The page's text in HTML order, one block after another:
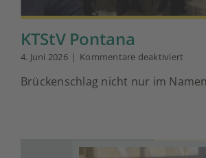
KTStV Pontana
4. Juni 2026 | Kommentare deaktiviert
Brückenschlag nicht nur im Namen